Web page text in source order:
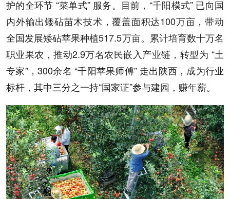
护的全环节 “菜单式” 服务。目前，“千阳模式” 已向国
内外输出矮砧苗木技术，覆盖面积达100万亩，带动
全国发展矮砧苹果种植517.5万亩。累计培育数十万名
职业果农，推动2.9万名农民嵌入产业链，转型为 “土
专家”，300余名 “千阳苹果师傅” 走出陕西，成为行业
标杆，其中三分之一持“国家证”参与建园，赚年薪。